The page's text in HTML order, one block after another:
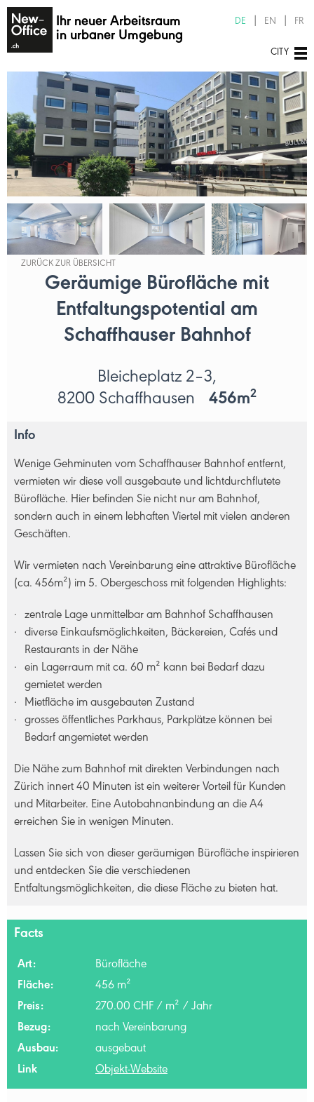
Ihr neuer Arbeitsraum
in urbaner Umgebung
DE EN FR
CITY
Geräumige Bürofläche mit
Entfaltungspotential am
Schaffhauser Bahnhof
Bleicheplatz 2–3,
8200 Schaffhausen
456m2
Info
Wenige Gehminuten vom Schaffhauser Bahnhof entfernt,
vermieten wir diese voll ausgebaute und lichtdurchflutete
Bürofläche. Hier befinden Sie nicht nur am Bahnhof,
sondern auch in einem lebhaften Viertel mit vielen anderen
Geschäften.
Wir vermieten nach Vereinbarung eine attraktive Bürofläche
(ca. 456m²) im 5. Obergeschoss mit folgenden Highlights:
zentrale Lage unmittelbar am Bahnhof Schaffhausen
diverse Einkaufsmöglichkeiten, Bäckereien, Cafés und
Restaurants in der Nähe
ein Lagerraum mit ca. 60 m² kann bei Bedarf dazu
gemietet werden
Mietfläche im ausgebauten Zustand
grosses öffentliches Parkhaus, Parkplätze können bei
Bedarf angemietet werden
Die Nähe zum Bahnhof mit direkten Verbindungen nach
Zürich innert 40 Minuten ist ein weiterer Vorteil für Kunden
und Mitarbeiter. Eine Autobahnanbindung an die A4
erreichen Sie in wenigen Minuten.
Lassen Sie sich von dieser geräumigen Bürofläche inspirieren
und entdecken Sie die verschiedenen
Entfaltungsmöglichkeiten, die diese Fläche zu bieten hat.
Facts
Art:
Bürofläche
Fläche:
456 m²
Preis:
270.00 CHF / m² / Jahr
Bezug:
nach Vereinbarung
Ausbau:
ausgebaut
Link
Objekt-Website
ZURÜCK ZUR ÜBERSICHT